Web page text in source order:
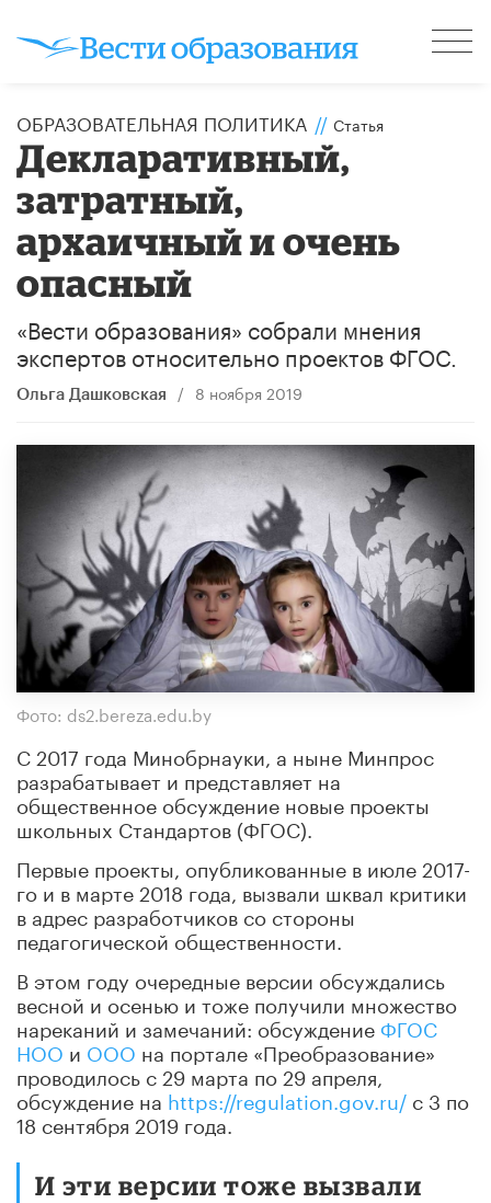
ОБРАЗОВАТЕЛЬНАЯ ПОЛИТИКА // Статья
Декларативный,
затратный,
архаичный и очень
опасный
«Вести образования» собрали мнения
экспертов относительно проектов ФГОС.
Ольга Дашковская / 8 ноября 2019
Фото: ds2.bereza.edu.by
С 2017 года Минобрнауки, а ныне Минпрос
разрабатывает и представляет на
общественное обсуждение новые проекты
школьных Стандартов (ФГОС).
Первые проекты, опубликованные в июле 2017-
го и в марте 2018 года, вызвали шквал критики
в адрес разработчиков со стороны
педагогической общественности.
В этом году очередные версии обсуждались
весной и осенью и тоже получили множество
нареканий и замечаний: обсуждение ФГОС
НОО и ООО на портале «Преобразование»
проводилось с 29 марта по 29 апреля,
обсуждение на https://regulation.gov.ru/ c 3 по
18 сентября 2019 года.
И эти версии тоже вызвали